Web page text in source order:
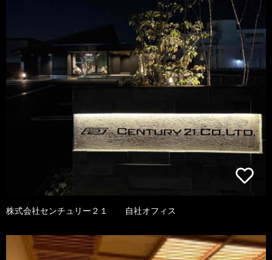
株式会社センチュリー２１ 自社オフィス